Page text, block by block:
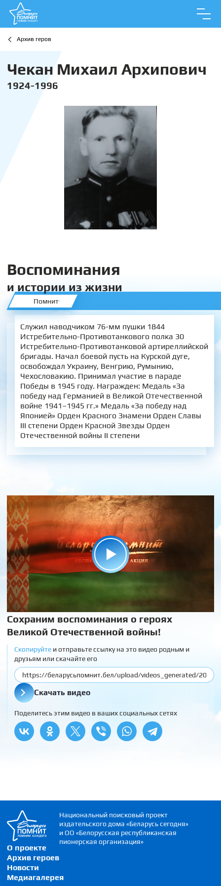
Архив геров
Чекан Михаил Архипович
1924-1996
Воспоминания
и истории из жизни
Помнит
Служил наводчиком 76-мм пушки 1844
Истребительно-Противотанкового полка 30
Истребительно-Противотанковой артиреллийской
бригады. Начал боевой пусть на Курской дуге,
освобождал Украину, Венгрию, Румынию,
Чехословакию. Принимал участие в параде
Победы в 1945 году. Награжден: Медаль «За
победу над Германией в Великой Отечественной
войне 1941–1945 гг.» Медаль «За победу над
Японией» Орден Красного Знамени Орден Славы
III степени Орден Красной Звезды Орден
Отечественной войны II степени
Сохраним воспоминания о героях
Великой Отечественной войны!
Скопируйтеи отправьте ссылку на это видео родным и
друзьям или скачайте его
Скачать видео
Поделитесь этим видео в ваших социальных сетях
О проекте
Архив героев
Новости
Медиагалерея
Национальный поисковый проект
издательского дома «Беларусь сегодня»
и ОО «Белорусская республиканская
пионерская организация»